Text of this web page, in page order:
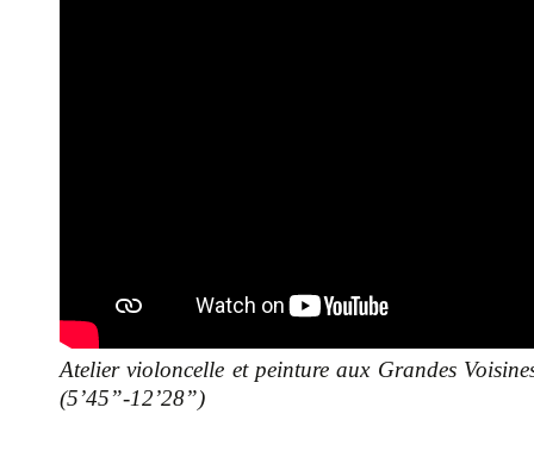
Atelier violoncelle et peinture aux Grandes
(5’45”-12’28”)